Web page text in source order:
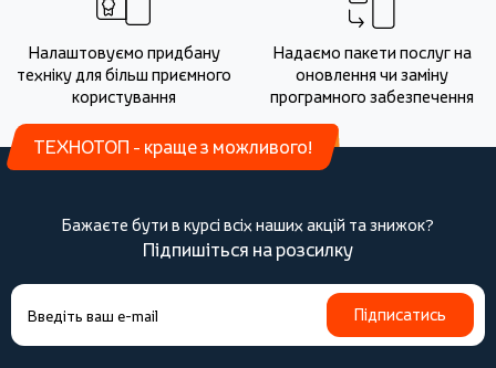
Налаштовуємо придбану
техніку для більш приємного
користування
Надаємо пакети послуг на
оновлення чи заміну
програмного забезпечення
ТЕХНОТОП - краще з можливого!
Бажаєте бути в курсі всіх наших акцій та знижок?
Підпишіться на розсилку
Підписатись